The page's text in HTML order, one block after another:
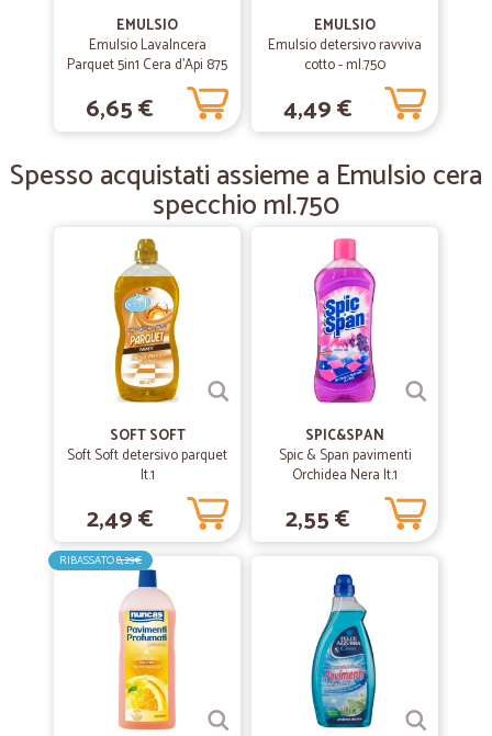
16/04/2020
—Francesco M.
Ottimo servizio
Ottimo servizio
03/05/2019
—Loris S.
Certamente da consigliare agli amici
Certamente da consigliare agli amici
EMULSIO
Emulsio LavaIncera
Parquet 5in1 Cera d'Api 875
6,65 €
EMULSIO
Emulsio detersivo ravviva
cotto - ml.750
4,49 €
Spesso acquistati assieme a Emulsio cera
specchio ml.750
SOFT SOFT
Soft Soft detersivo parquet
lt.1
2,49 €
SPIC&SPAN
Spic & Span pavimenti
Orchidea Nera lt.1
2,55 €
RIBASSATO8,29€